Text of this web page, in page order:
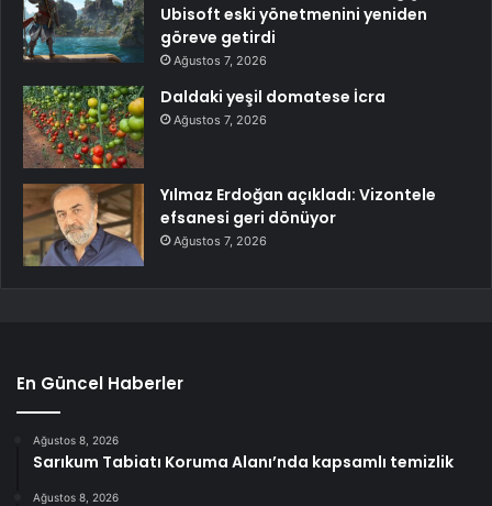
Ubisoft eski yönetmenini yeniden
göreve getirdi
Ağustos 7, 2026
Daldaki yeşil domatese İcra
Ağustos 7, 2026
Yılmaz Erdoğan açıkladı: Vizontele
efsanesi geri dönüyor
Ağustos 7, 2026
En Güncel Haberler
Ağustos 8, 2026
Sarıkum Tabiatı Koruma Alanı’nda kapsamlı temizlik
Ağustos 8, 2026